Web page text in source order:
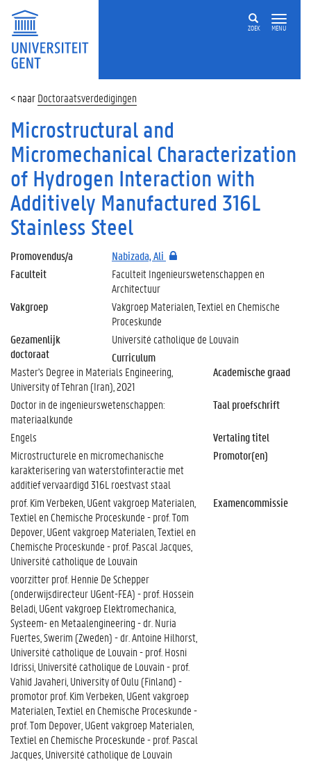
ZOEK MENU
Doctoraatsverdedigingen
Microstructural and
Micromechanical Characterization
of Hydrogen Interaction with
Additively Manufactured 316L
Stainless Steel
Promovendus/a
Nabizada, Ali
Faculteit
Faculteit Ingenieurswetenschappen en
Architectuur
Vakgroep
Vakgroep Materialen, Textiel en Chemische
Proceskunde
Gezamenlijk
doctoraat
Université catholique de Louvain
Curriculum
Master's Degree in Materials Engineering,
University of Tehran (Iran), 2021
Academische graad
Doctor in de ingenieurswetenschappen:
materiaalkunde
Taal proefschrift
Engels
Vertaling titel
Microstructurele en micromechanische
karakterisering van waterstofinteractie met
additief vervaardigd 316L roestvast staal
Promotor(en)
prof. Kim Verbeken, UGent vakgroep Materialen,
Textiel en Chemische Proceskunde - prof. Tom
Depover, UGent vakgroep Materialen, Textiel en
Chemische Proceskunde - prof. Pascal Jacques,
Université catholique de Louvain
Examencommissie
voorzitter prof. Hennie De Schepper
(onderwijsdirecteur UGent-FEA) - prof. Hossein
Beladi, UGent vakgroep Elektromechanica,
Systeem- en Metaalengineering - dr. Nuria
Fuertes, Swerim (Zweden) - dr. Antoine Hilhorst,
Université catholique de Louvain - prof. Hosni
Idrissi, Université catholique de Louvain - prof.
Vahid Javaheri, University of Oulu (Finland) -
promotor prof. Kim Verbeken, UGent vakgroep
Materialen, Textiel en Chemische Proceskunde -
prof. Tom Depover, UGent vakgroep Materialen,
Textiel en Chemische Proceskunde - prof. Pascal
Jacques, Université catholique de Louvain